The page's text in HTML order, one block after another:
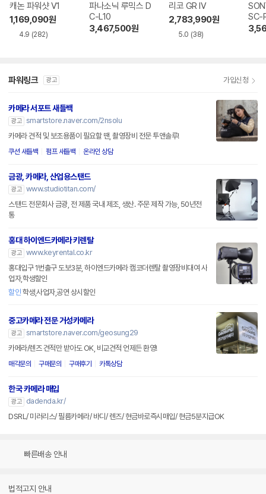
캐논 파워샷 V1
1,169,090원
4.9 (282)
파나소닉 루믹스 D
C-L10
3,467,500원
리코 GR IV
2,783,990원
5.0 (38)
SC-
파워링크 광고 가입신청
카메라 서포트 새들백
광고 smartstore.naver.com/2nsolu
카메라 견적 및 보조용품이 필요할 땐, 촬영장비 전문 투앤솔루!
쿠션 새들백 펌프 새들백 온라인 상담
금광, 카메라, 산업용스탠드
광고 www.studiotitan.com/
스탠드 전문회사 금광, 전 제품 국내 제조, 생산. 주문 제작 가능, 50년전
통
홍대 하이엔드카메라 키렌탈
광고 www.keyrental.co.kr
홍대입구 1번출구 도보3분, 하이엔드카메라 캠코더렌탈 촬영장비대여 사
업자,학생할인
할인 학생,사업자,공연 상시할인
중고카메라 전문 거성카메라
광고 smartstore.naver.com/geosung29
카메라/렌즈 견적만 받아도 OK, 비교견적 언제든 환영!
매각문의 구매문의 구매후기 카톡상담
한국 카메라 매입
광고
dadenda.kr/
DSRL/ 미러리스/ 필름카메라/ 바디/ 렌즈/ 현금바로즉시매입/ 현금5분지급OK
빠른배송 안내
법적고지 안내